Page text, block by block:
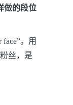
做的段位
face”。用
丝，是